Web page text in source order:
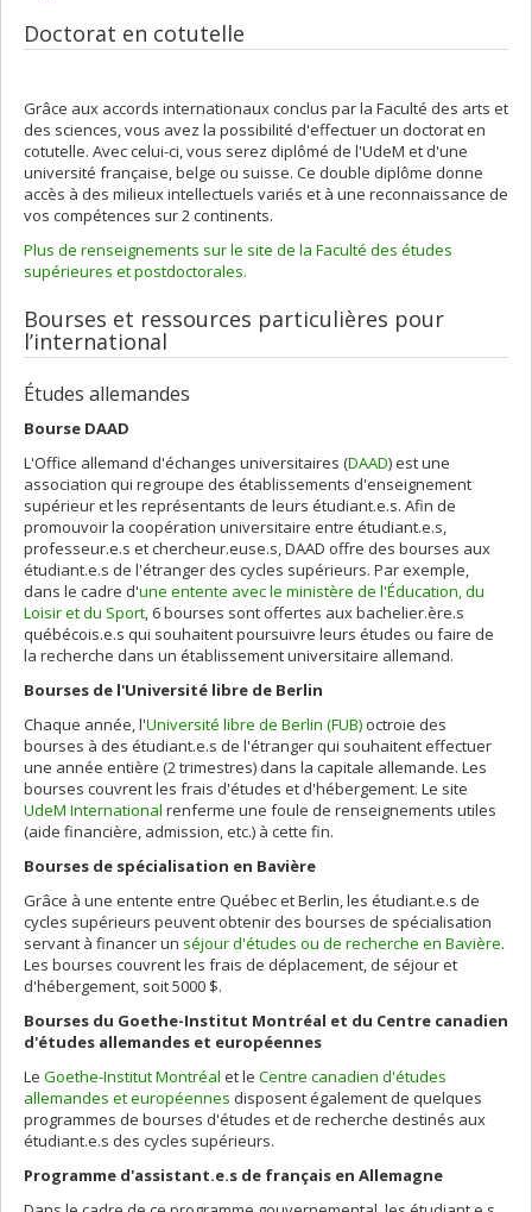
Doctorat en cotutelle
Grâce aux accords internationaux conclus par la Faculté des arts et
des sciences, vous avez la possibilité d'effectuer un doctorat en
cotutelle. Avec celui-ci, vous serez diplômé de l'UdeM et d'une
université française, belge ou suisse. Ce double diplôme donne
accès à des milieux intellectuels variés et à une reconnaissance de
vos compétences sur 2 continents.
Plus de renseignements sur le site de la Faculté des études
supérieures et postdoctorales.
Bourses et ressources particulières pour
l’international
Études allemandes
Bourse DAAD
L'Office allemand d'échanges universitaires (DAAD) est une
association qui regroupe des établissements d'enseignement
supérieur et les représentants de leurs étudiant.e.s. Afin de
promouvoir la coopération universitaire entre étudiant.e.s,
professeur.e.s et chercheur.euse.s, DAAD offre des bourses aux
étudiant.e.s de l'étranger des cycles supérieurs. Par exemple,
dans le cadre d'une entente avec le ministère de l'Éducation, du
Loisir et du Sport, 6 bourses sont offertes aux bachelier.ère.s
québécois.e.s qui souhaitent poursuivre leurs études ou faire de
la recherche dans un établissement universitaire allemand.
Bourses de l'Université libre de Berlin
Chaque année, l'Université libre de Berlin (FUB) octroie des
bourses à des étudiant.e.s de l'étranger qui souhaitent effectuer
une année entière (2 trimestres) dans la capitale allemande. Les
bourses couvrent les frais d'études et d'hébergement. Le site
UdeM International renferme une foule de renseignements utiles
(aide financière, admission, etc.) à cette fin.
Bourses de spécialisation en Bavière
Grâce à une entente entre Québec et Berlin, les étudiant.e.s de
cycles supérieurs peuvent obtenir des bourses de spécialisation
servant à financer un séjour d'études ou de recherche en Bavière.
Les bourses couvrent les frais de déplacement, de séjour et
d'hébergement, soit 5000 $.
Bourses du Goethe-Institut Montréal et du Centre canadien
d'études allemandes et européennes
Le Goethe-Institut Montréal et le Centre canadien d'études
allemandes et européennes disposent également de quelques
programmes de bourses d'études et de recherche destinés aux
étudiant.e.s des cycles supérieurs.
Programme d'assistant.e.s de français en Allemagne